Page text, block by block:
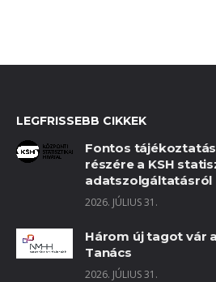
LEGFRISSEBB CIKKEK
Fontos
részére a KSH
adatszolgáltatásról
2026. JÚLIUS 31.
Három új tagot vár
Tanács
2026. JÚLIUS 31.